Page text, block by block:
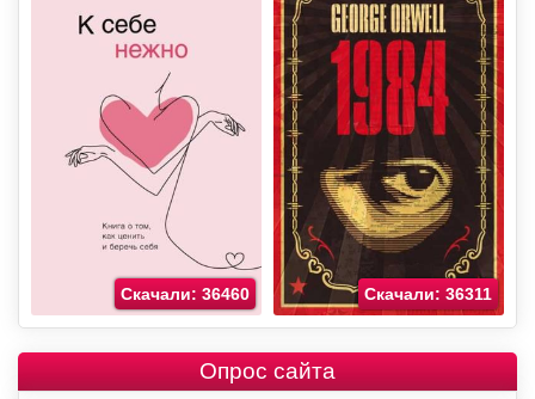
Скачали: 36460 Скачали: 36311
Опрос сайта